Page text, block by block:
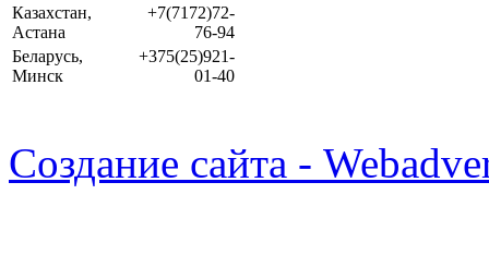
Казахстан,
Астана
+7(7172)72-
76-94
Беларусь,
Минск
+375(25)921-
01-40
Создание сайта -